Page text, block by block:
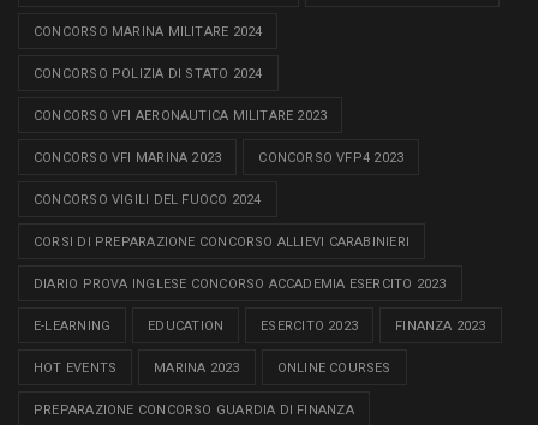
CONCORSO MARINA MILITARE 2024
CONCORSO POLIZIA DI STATO 2024
CONCORSO VFI AERONAUTICA MILITARE 2023
CONCORSO VFI MARINA 2023 CONCORSO VFP4 2023
CONCORSO VIGILI DEL FUOCO 2024
CORSI DI PREPARAZIONE CONCORSO ALLIEVI CARABINIERI
DIARIO PROVA INGLESE CONCORSO ACCADEMIA ESERCITO 2023
E-LEARNING EDUCATION ESERCITO 2023 FINANZA 2023
HOT EVENTS MARINA 2023 ONLINE COURSES
PREPARAZIONE CONCORSO GUARDIA DI FINANZA